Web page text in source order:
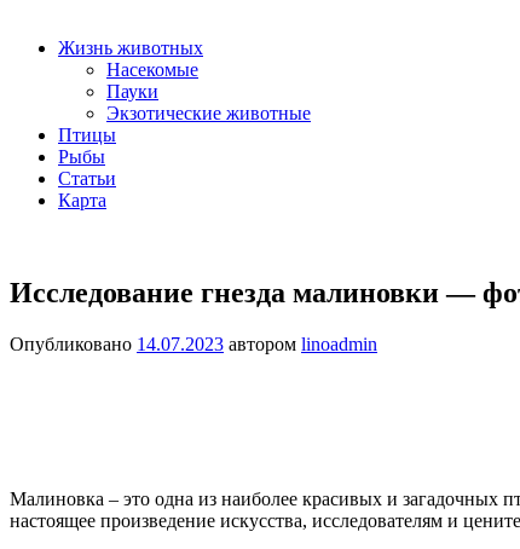
Жизнь животных
Насекомые
Пауки
Экзотические животные
Птицы
Рыбы
Статьи
Карта
Исследование гнезда малиновки —
Опубликовано 14.07.2023 автором linoadmin
Малиновка – это одна из наиболее красивых и загадочных
настоящее произведение искусства, исследователям и